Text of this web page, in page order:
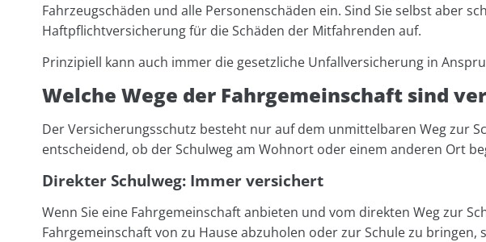
Fahrzeugschäden und alle Personenschäden ein. Sind Sie selbst aber
Haftpflichtversicherung für die Schäden der Mitfahrenden auf.
Prinzipiell kann auch immer die gesetzliche Unfallversicherung in
Welche Wege der Fahrgemeinschaft sind
Der Versicherungsschutz besteht nur auf dem unmittelbaren Weg zur
entscheidend, ob der Schulweg am Wohnort oder einem anderen Ort
Direkter Schulweg: Immer versichert
Wenn Sie eine Fahrgemeinschaft anbieten und vom direkten Weg zur
Fahrgemeinschaft von zu Hause abzuholen oder zur Schule zu bringen,